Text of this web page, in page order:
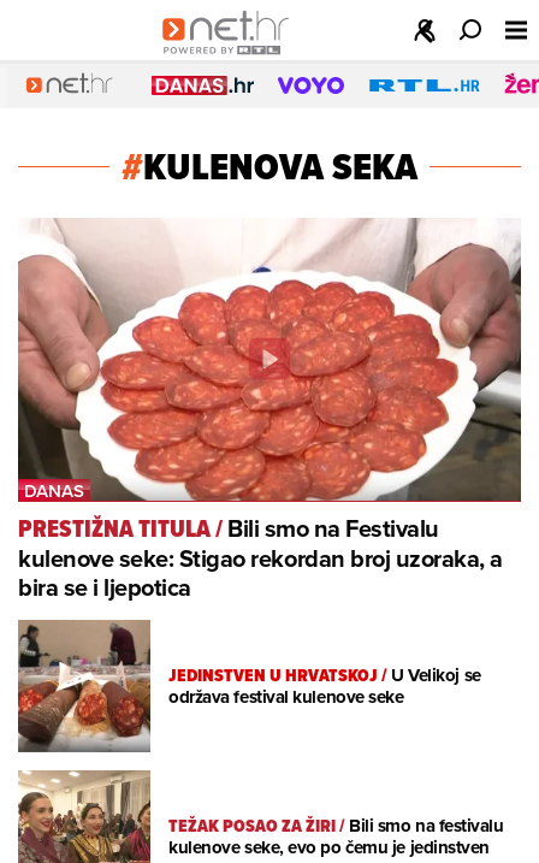
#KULENOVA SEKA
PRESTIŽNA TITULA/Bili smo na Festivalu
kulenove seke: Stigao rekordan broj uzoraka, a
bira se i ljepotica
JEDINSTVEN U HRVATSKOJ/U Velikoj se
održava festival kulenove seke
TEŽAK POSAO ZA ŽIRI/Bili smo na festivalu
kulenove seke, evo po čemu je jedinstven